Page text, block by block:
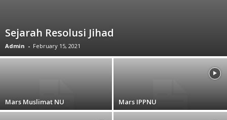
Sejarah Resolusi Jihad
Admin - February 15, 2021
Mars Muslimat NU Mars IPPNU